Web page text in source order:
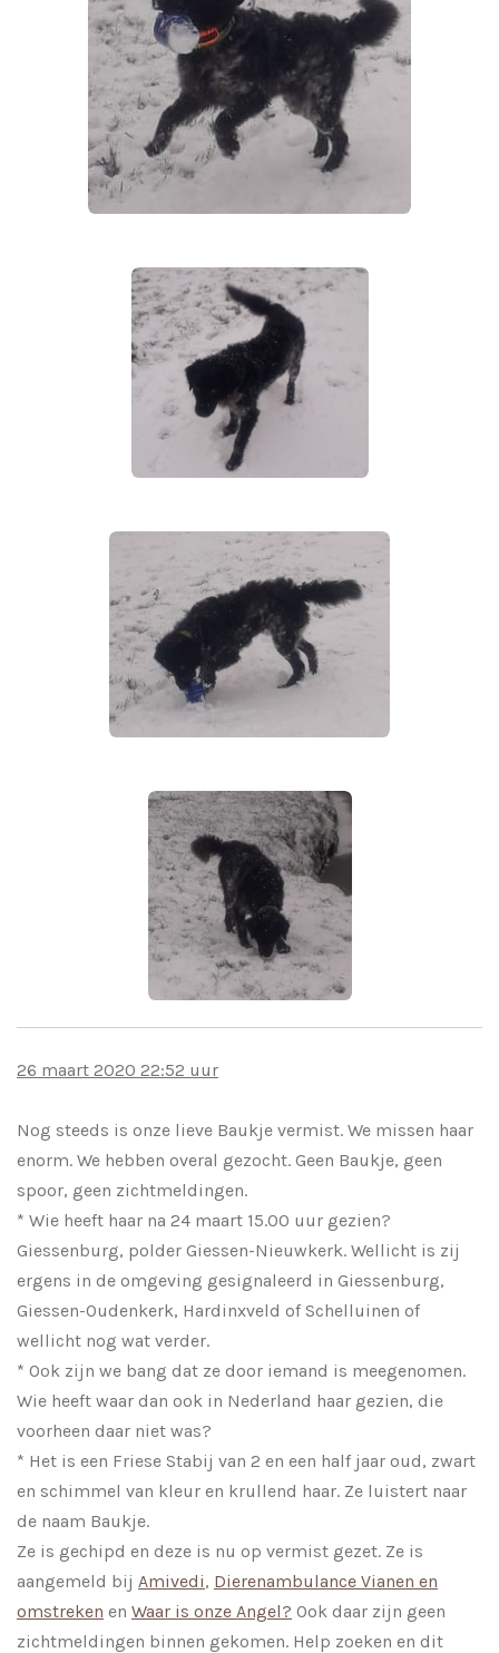
26 maart 2020 22:52 uur
Nog steeds is onze lieve Baukje vermist. We missen haar
enorm. We hebben overal gezocht. Geen Baukje, geen
spoor, geen zichtmeldingen.
* Wie heeft haar na 24 maart 15.00 uur gezien?
Giessenburg, polder Giessen-Nieuwkerk. Wellicht is zij
ergens in de omgeving gesignaleerd in Giessenburg,
Giessen-Oudenkerk, Hardinxveld of Schelluinen of
wellicht nog wat verder.
* Ook zijn we bang dat ze door iemand is meegenomen.
Wie heeft waar dan ook in Nederland haar gezien, die
voorheen daar niet was?
* Het is een Friese Stabij van 2 en een half jaar oud, zwart
en schimmel van kleur en krullend haar. Ze luistert naar
de naam Baukje.
Ze is gechipd en deze is nu op vermist gezet. Ze is
aangemeld bij Amivedi, Dierenambulance Vianen en
omstreken en Waar is onze Angel? Ook daar zijn geen
zichtmeldingen binnen gekomen. Help zoeken en dit